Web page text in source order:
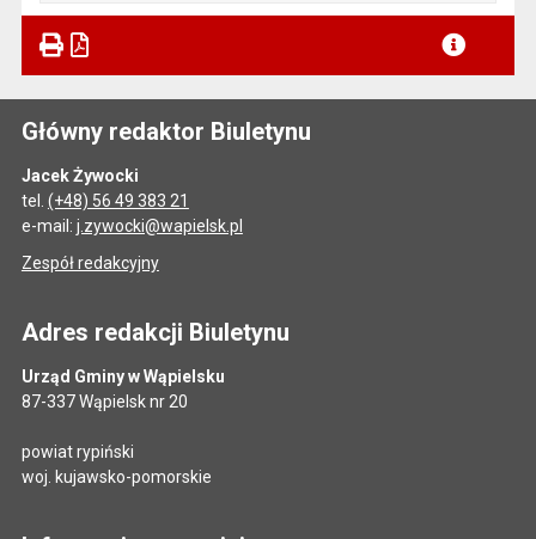
Główny redaktor Biuletynu
Jacek Żywocki
tel. (+48) 56 49 383 21
e-mail: j.zywocki@wapielsk.pl
Zespół redakcyjny
Adres redakcji Biuletynu
Urząd Gminy w Wąpielsku
87-337 Wąpielsk nr 20
powiat rypiński
woj. kujawsko-pomorskie